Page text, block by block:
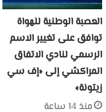
العصبة الوطنية للهواة
توافق على تغيير الاسم
الرسمي لنادي الاتفاق
المراكشي إلى «إف سي
زيتونة»
منذ 14 ساعة